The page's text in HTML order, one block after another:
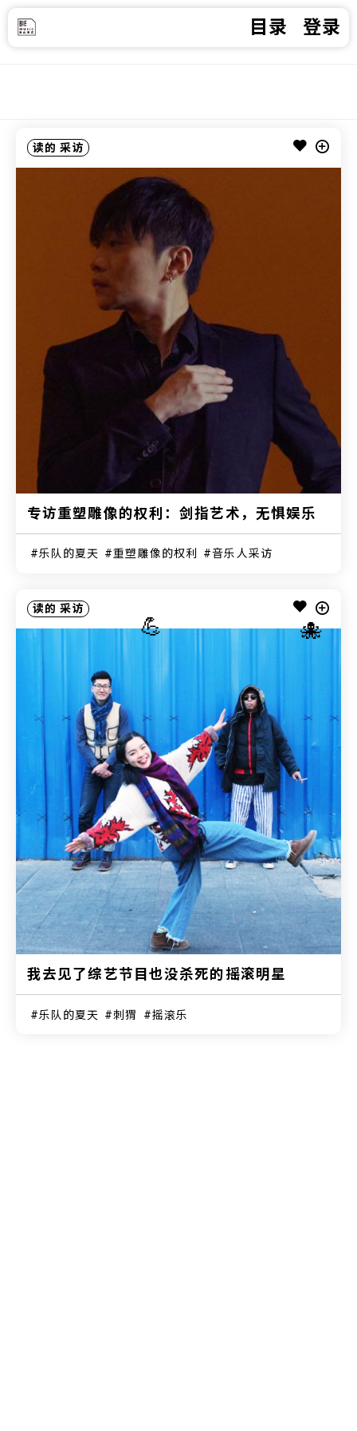
目录 登录
读的 采访
专访重塑雕像的权利：剑指艺术，无惧娱乐
乐队的夏天 重塑雕像的权利 音乐人采访
读的 采访
我去见了综艺节目也没杀死的摇滚明星
乐队的夏天 刺猬 摇滚乐
🐙
💪